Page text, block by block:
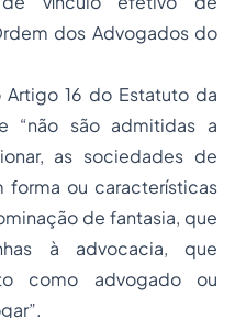
dos Advogados do
16 do Estatuto da
“não são admitidas a
as sociedades de
forma ou características
de fantasia, que
à advocacia, que
como advogado ou